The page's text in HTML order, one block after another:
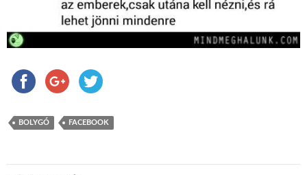
BOLYGÓ FACEBOOK